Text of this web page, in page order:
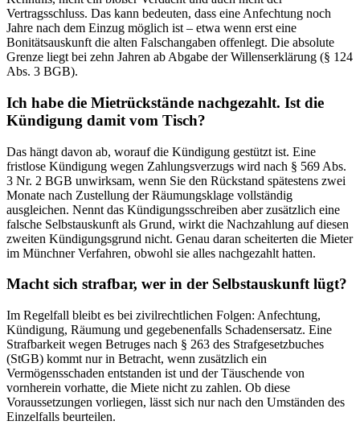
Vertragsschluss. Das kann bedeuten, dass eine Anfechtung noch
Jahre nach dem Einzug möglich ist – etwa wenn erst eine
Bonitätsauskunft die alten Falschangaben offenlegt. Die absolute
Grenze liegt bei zehn Jahren ab Abgabe der Willenserklärung (§ 124
Abs. 3 BGB).
Ich habe die Mietrückstände nachgezahlt. Ist die
Kündigung damit vom Tisch?
Das hängt davon ab, worauf die Kündigung gestützt ist. Eine
fristlose Kündigung wegen Zahlungsverzugs wird nach § 569 Abs.
3 Nr. 2 BGB unwirksam, wenn Sie den Rückstand spätestens zwei
Monate nach Zustellung der Räumungsklage vollständig
ausgleichen. Nennt das Kündigungsschreiben aber zusätzlich eine
falsche Selbstauskunft als Grund, wirkt die Nachzahlung auf diesen
zweiten Kündigungsgrund nicht. Genau daran scheiterten die Mieter
im Münchner Verfahren, obwohl sie alles nachgezahlt hatten.
Macht sich strafbar, wer in der Selbstauskunft lügt?
Im Regelfall bleibt es bei zivilrechtlichen Folgen: Anfechtung,
Kündigung, Räumung und gegebenenfalls Schadensersatz. Eine
Strafbarkeit wegen Betruges nach § 263 des Strafgesetzbuches
(StGB) kommt nur in Betracht, wenn zusätzlich ein
Vermögensschaden entstanden ist und der Täuschende von
vornherein vorhatte, die Miete nicht zu zahlen. Ob diese
Voraussetzungen vorliegen, lässt sich nur nach den Umständen des
Einzelfalls beurteilen.